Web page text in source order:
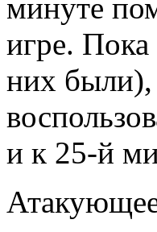
минуте
игре.
них были),
и к 25-й